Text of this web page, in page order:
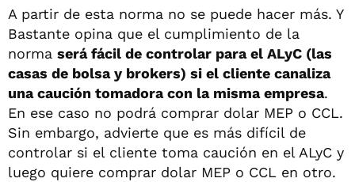
A partir de esta norma no se puede hacer más. Y
Bastante opina que el cumplimiento de la
norma será fácil de controlar para el ALyC (las
casas de bolsa y brokers) si el cliente canaliza
una caución tomadora con la misma empresa.
En ese caso no podrá comprar dolar MEP o CCL.
Sin embargo, advierte que es más difícil de
controlar si el cliente toma caución en el ALyC y
luego quiere comprar dolar MEP o CCL en otro.